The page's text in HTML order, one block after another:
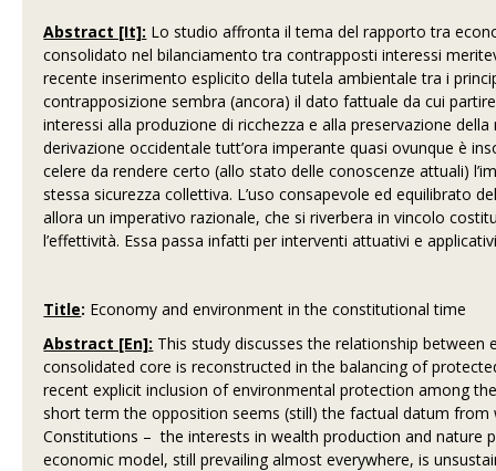
Abstract [It]: Lo studio affronta il tema del rapporto tra
consolidato nel bilanciamento tra contrapposti interessi
recente inserimento esplicito della tutela ambientale tra i
contrapposizione sembra (ancora) il dato fattuale da cui
interessi alla produzione di ricchezza e alla preservazione
derivazione occidentale tutt’ora imperante quasi ovunque è
celere da rendere certo (allo stato delle conoscenze attuali)
stessa sicurezza collettiva. L’uso consapevole ed equilibrato
allora un imperativo razionale, che si riverbera in vincolo
l’effettività. Essa passa infatti per interventi attuativi e
Title: Economy and environment in the constitutional time
Abstract [En]: This study discusses the relationship
consolidated core is reconstructed in the balancing of
recent explicit inclusion of environmental protection among
short term the opposition seems (still) the factual datum
Constitutions – the interests in wealth production and nature
economic model, still prevailing almost everywhere, is